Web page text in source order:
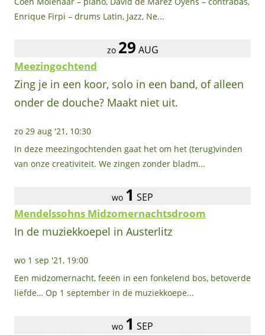
Enrique Firpi – drums Latin, Jazz, Ne...
zo 29 AUG
Meezingochtend
Zing je in een koor, solo in een band, of alleen
onder de douche? Maakt niet uit.
zo 29 aug '21, 10:30
In deze meezingochtenden gaat het om het (terug)vinden
van onze creativiteit. We zingen zonder bladm...
wo 1 SEP
Mendelssohns Midzomernachtsdroom
In de muziekkoepel in Austerlitz
wo 1 sep '21, 19:00
Een midzomernacht, feeën in een fonkelend bos, betoverde
liefde… Op 1 september in de muziekkoepe...
wo 1 SEP